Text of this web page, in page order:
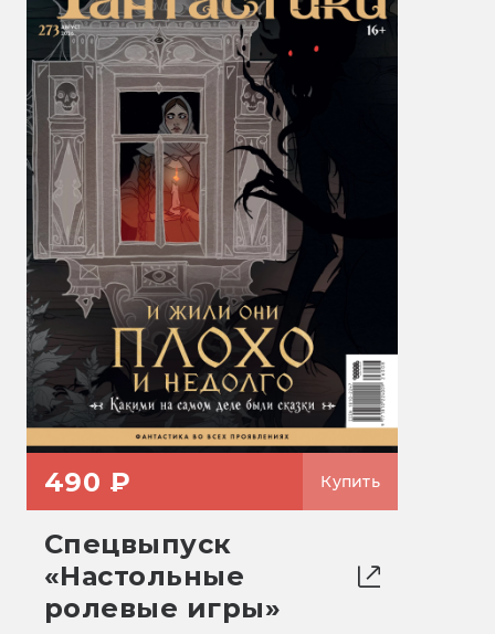
490 ₽ Купить
Спецвыпуск
«Настольные
ролевые игры»